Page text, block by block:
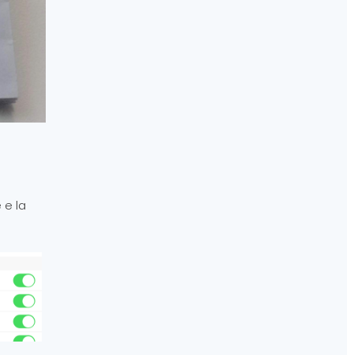
e la